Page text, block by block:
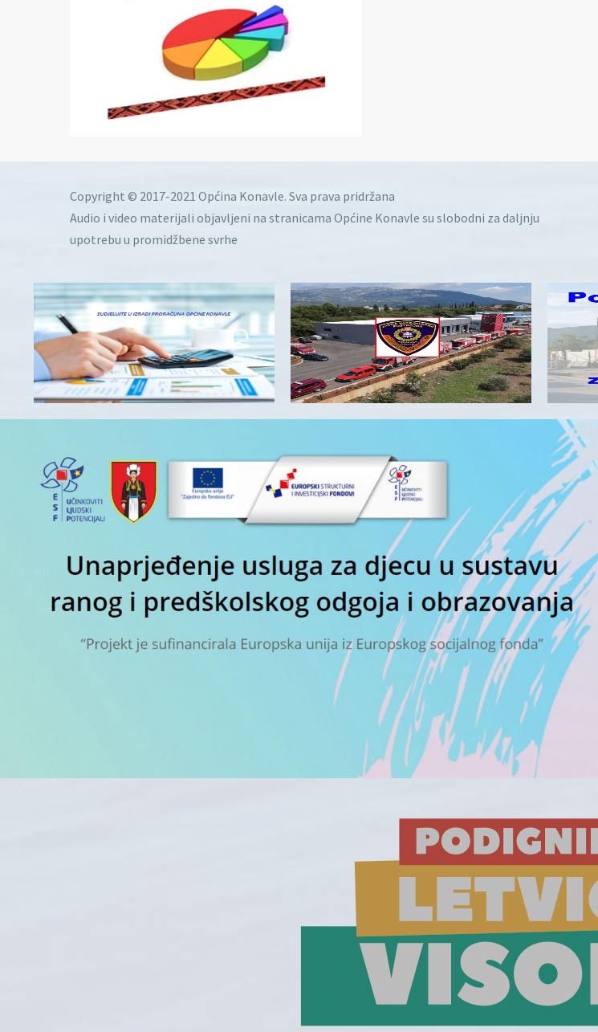
Copyright © 2017-2021 Općina Konavle. Sva prava pridržana
Audio i video materijali objavljeni na stranicama Općine Konavle su slobodni za daljnju
upotrebu u promidžbene svrhe